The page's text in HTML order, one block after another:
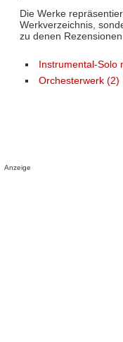
Die Werke
Werkverzeichnis,
zu denen
Instrumental-Solo
Orchesterwerk (2)
Anzeige